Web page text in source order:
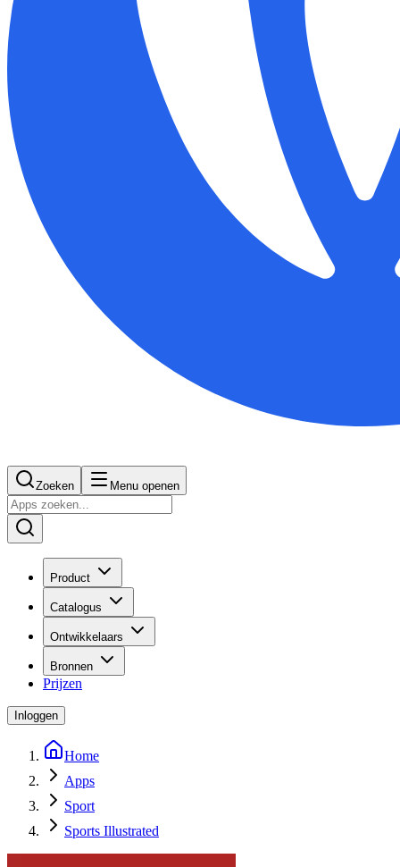
Zoeken Menu openen
Product
Catalogus
Ontwikkelaars
Bronnen
Prijzen
Inloggen
Home
Apps
Sport
Sports Illustrated